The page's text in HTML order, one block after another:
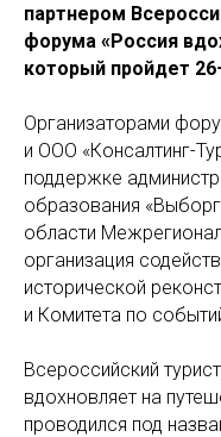
партнером
форума «Россия
который пройдет
Организаторами
и ООО «Консалтинг-
поддержке
образования
области
организация
исторической
и Комитета по
Всероссийский
вдохновляет на
проводился под